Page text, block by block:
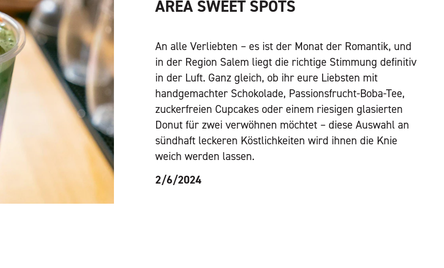
AREA SWEET SPOTS
An alle Verliebten – es ist der Monat der Romantik, und
in der Region Salem liegt die richtige Stimmung definitiv
in der Luft. Ganz gleich, ob ihr eure Liebsten mit
handgemachter Schokolade, Passionsfrucht-Boba-Tee,
zuckerfreien Cupcakes oder einem riesigen glasierten
Donut für zwei verwöhnen möchtet – diese Auswahl an
sündhaft leckeren Köstlichkeiten wird ihnen die Knie
weich werden lassen.
2/6/2024